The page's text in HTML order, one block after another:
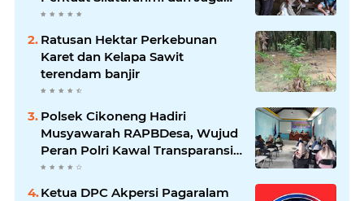
Kondusivitas Wilayah
Ratusan Hektar Perkebunan
Karet dan Kelapa Sawit
terendam banjir
Polsek Cikoneng Hadiri
Musyawarah RAPBDesa, Wujud
Peran Polri Kawal Transparansi
dan Kamtibmas Desa
Sindangkasih
Ketua DPC Akpersi Pagaralam